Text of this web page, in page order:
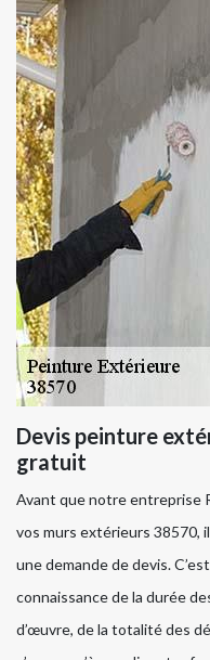
Devis peinture
gratuit
Avant que notre entreprise
vos murs extérieurs 38570,
une demande de devis.
connaissance de la durée
d’œuvre, de la totalité des